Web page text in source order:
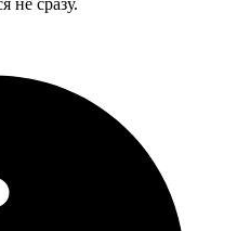
не сразу.